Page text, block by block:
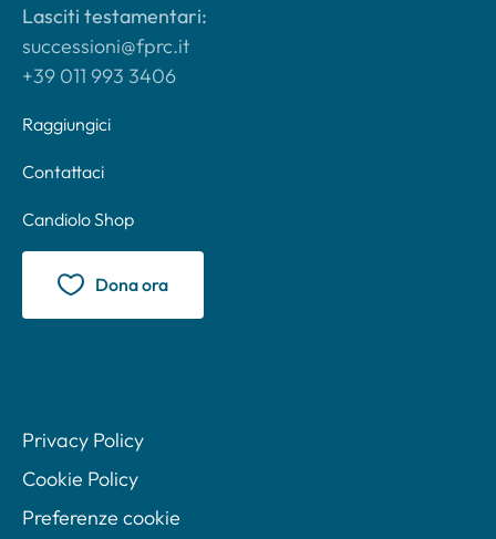
Lasciti testamentari:
successioni@fprc.it
+39 011 993 3406
Raggiungici
Contattaci
Candiolo Shop
Dona ora
Privacy Policy
Cookie Policy
Preferenze cookie